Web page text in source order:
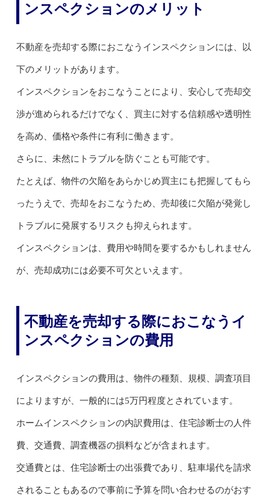
ンスペクションのメリット
不動産を売却する際におこなうインスペクションには、以
下のメリットがあります。
インスペクションをおこなうことにより、安心して売却交
渉が進められるだけでなく、買主に対する信頼感や透明性
を高め、価格や条件に有利に働きます。
さらに、未然にトラブルを防ぐことも可能です。
たとえば、物件の欠陥をあらかじめ買主にも把握してもら
ったうえで、売却をおこなうため、売却後に欠陥が発覚し
トラブルに発展するリスクも抑えられます。
インスペクションは、費用や時間を要するかもしれません
が、売却成功には必要不可欠といえます。
不動産を売却する際におこなうイ
ンスペクションの費用
インスペクションの費用は、物件の種類、規模、調査項目
によりますが、一般的には5万円程度とされています。
ホームインスペクションの内訳費用は、住宅診断士の人件
費、交通費、調査機器の損料などが含まれます。
交通費とは、住宅診断士の出張費であり、駐車場代を請求
されることもあるので事前に予算を問い合わせるのがおす